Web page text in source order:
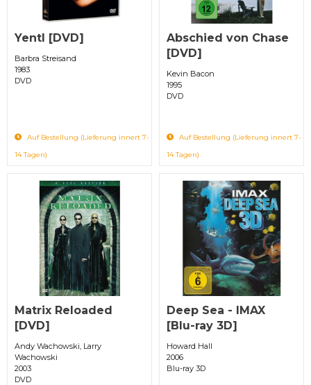
Yentl [DVD]
Barbra Streisand
1983
DVD
Auf Bestellung (Lieferung innert 7-
14 Tagen)
Abschied von Chase
[DVD]
Kevin Bacon
1995
DVD
Auf Bestellung (Lieferung innert 7-
14 Tagen)
Matrix Reloaded
[DVD]
Andy Wachowski, Larry
Wachowski
2003
DVD
Deep Sea - IMAX
[Blu-ray 3D]
Howard Hall
2006
Blu-ray 3D